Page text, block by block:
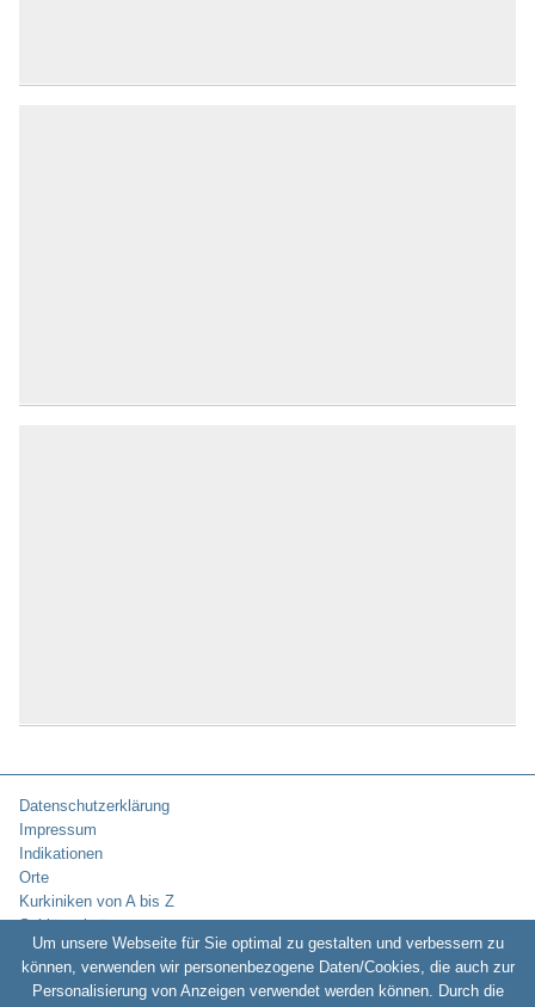
Datenschutzerklärung
Impressum
Indikationen
Orte
Kurkiniken von A bis Z
Schlüsselwörter
Um unsere Webseite für Sie optimal zu gestalten und verbessern zu
können, verwenden wir personenbezogene Daten/Cookies, die auch zur
Personalisierung von Anzeigen verwendet werden können. Durch die